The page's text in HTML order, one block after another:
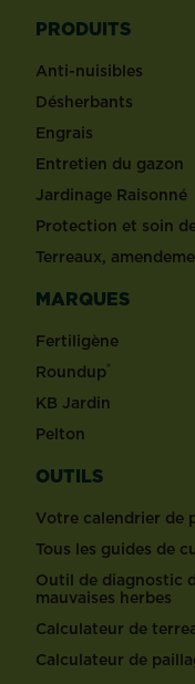
PRODUITS
Anti-nuisibles
Désherbants
Engrais
Entretien du gazon
Jardinage Raisonné
Protection et soin
Terreaux,
MARQUES
Fertiligène
Roundup®
KB Jardin
Pelton
OUTILS
Votre calendrier de
Tous les guides de
Outil de diagnostic
mauvaises herbes
Calculateur de
Calculateur de